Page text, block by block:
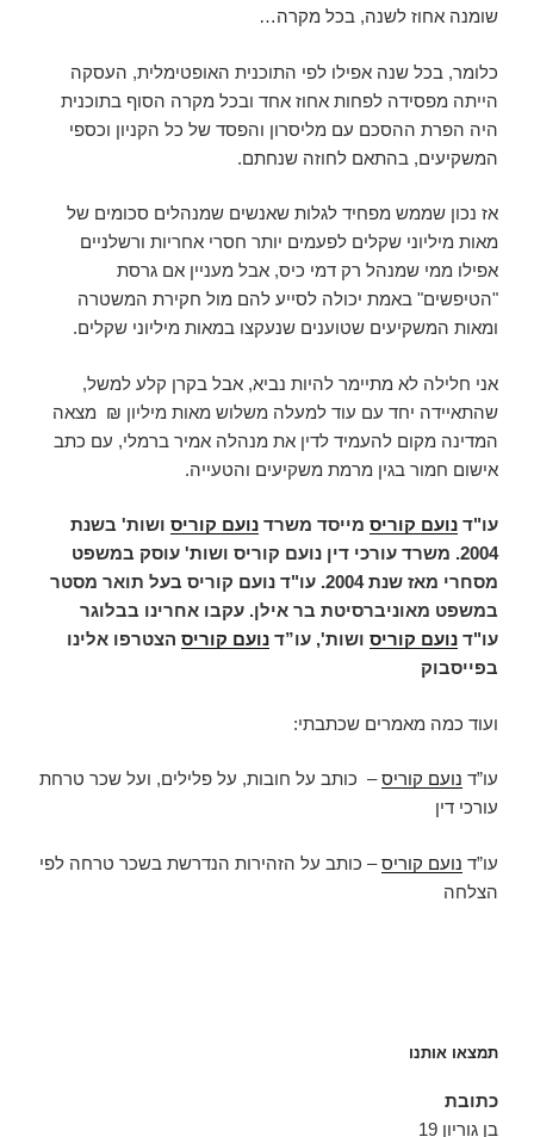
שומנה אחוז לשנה, בכל מקרה…
כלומר, בכל שנה אפילו לפי התוכנית האופטימלית, העסקה
הייתה מפסידה לפחות אחוז אחד ובכל מקרה הסוף בתוכנית
היה הפרת ההסכם עם מליסרון והפסד של כל הקניון וכספי
המשקיעים, בהתאם לחוזה שנחתם.
אז נכון שממש מפחיד לגלות שאנשים שמנהלים סכומים של
מאות מיליוני שקלים לפעמים יותר חסרי אחריות ורשלניים
אפילו ממי שמנהל רק דמי כיס, אבל מעניין אם גרסת
"הטיפשים" באמת יכולה לסייע להם מול חקירת המשטרה
ומאות המשקיעים שטוענים שנעקצו במאות מיליוני שקלים.
אני חלילה לא מתיימר להיות נביא, אבל בקרן קלע למשל,
שהתאיידה יחד עם עוד למעלה משלוש מאות מיליון ₪ מצאה
המדינה מקום להעמיד לדין את מנהלה אמיר ברמלי, עם כתב
אישום חמור בגין מרמת משקיעים והטעייה.
עו"ד נועם קוריס מייסד משרד נועם קוריס ושות' בשנת
2004. משרד עורכי דין נועם קוריס ושות' עוסק במשפט
מסחרי מאז שנת 2004. עו"ד נועם קוריס בעל תואר מסטר
במשפט מאוניברסיטת בר אילן. עקבו אחרינו בבלוגר
עו"ד נועם קוריס ושות', עו”ד נועם קוריס הצטרפו אלינו
בפייסבוק
ועוד כמה מאמרים שכתבתי:
עו”ד נועם קוריס– כותב על חובות, על פלילים, ועל שכר טרחת
עורכי דין
עו”ד נועם קוריס– כותב על הזהירות הנדרשת בשכר טרחה לפי
הצלחה
תמצאו אותנו
כתובת
בן גוריון 19